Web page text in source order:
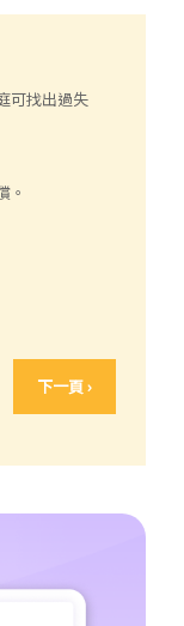
可找出過失
。
下一頁 ›